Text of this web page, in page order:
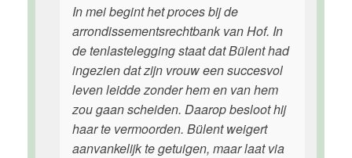
In mei begint het proces bij de
arrondissementsrechtbank van Hof. In
de tenlastelegging staat dat Bülent had
ingezien dat zijn vrouw een succesvol
leven leidde zonder hem en van hem
zou gaan scheiden. Daarop besloot hij
haar te vermoorden. Bülent weigert
aanvankelijk te getuigen, maar laat via